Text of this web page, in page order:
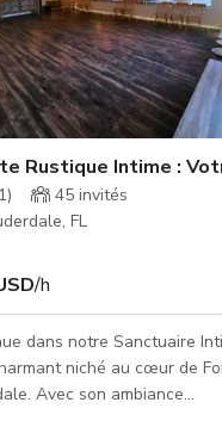
unique d'histoire
cet espace offr
Rustique Intime :
1) 45 invités
FL
/h
dans notre Sanctuaire
niché au cœur de
Avec son ambiance